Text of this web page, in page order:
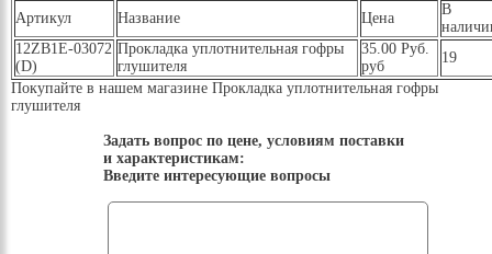
Артикул Название Цена
В
12ZB1E-03072
(D)
Прокладка уплотнительная гофры
глушителя
35.00 Руб.
руб
19
Покупайте в нашем магазине Прокладка уплотнительная гофры
глушителя
Задать вопрос по цене, условиям поставки
и характеристикам:
Введите интересующие вопросы